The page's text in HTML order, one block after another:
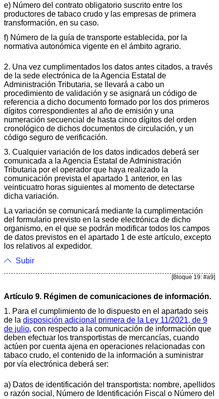
e) Número del contrato obligatorio suscrito entre los
productores de tabaco crudo y las empresas de primera
transformación, en su caso.
f) Número de la guía de transporte establecida, por la
normativa autonómica vigente en el ámbito agrario.
2. Una vez cumplimentados los datos antes citados, a través
de la sede electrónica de la Agencia Estatal de
Administración Tributaria, se llevará a cabo un
procedimiento de validación y se asignará un código de
referencia a dicho documento formado por los dos primeros
dígitos correspondientes al año de emisión y una
numeración secuencial de hasta cinco dígitos del orden
cronológico de dichos documentos de circulación, y un
código seguro de verificación.
3. Cualquier variación de los datos indicados deberá ser
comunicada a la Agencia Estatal de Administración
Tributaria por el operador que haya realizado la
comunicación prevista el apartado 1 anterior, en las
veinticuatro horas siguientes al momento de detectarse
dicha variación.
La variación se comunicará mediante la cumplimentación
del formulario previsto en la sede electrónica de dicho
organismo, en el que se podrán modificar todos los campos
de datos previstos en el apartado 1 de este artículo, excepto
los relativos al expedidor.
Subir
[Bloque 19: #a9]
Artículo 9. Régimen de comunicaciones de información.
1. Para el cumplimiento de lo dispuesto en el apartado seis
de la disposición adicional primera de la Ley 11/2021, de 9
de julio, con respecto a la comunicación de información que
deben efectuar los transportistas de mercancías, cuando
actúen por cuenta ajena en operaciones relacionadas con
tabaco crudo, el contenido de la información a suministrar
por vía electrónica deberá ser:
a) Datos de identificación del transportista: nombre, apellidos
o razón social, Número de Identificación Fiscal o Número del